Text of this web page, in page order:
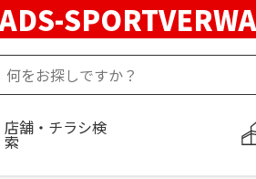
店舗・チラシ検
索